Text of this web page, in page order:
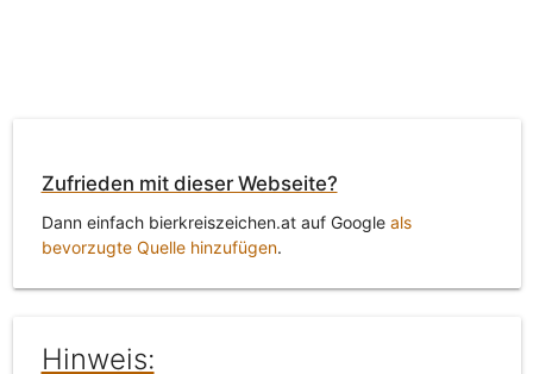
Zufrieden mit dieser Webseite?
Dann einfach bierkreiszeichen.at auf Google als
bevorzugte Quelle hinzufügen.
Hinweis: